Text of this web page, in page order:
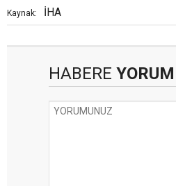
Kaynak: İHA
HABERE